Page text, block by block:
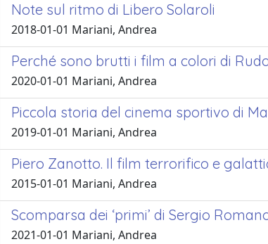
Note sul ritmo di Libero Solaroli
2018-01-01 Mariani, Andrea
Perché sono brutti i film a colori di
2020-01-01 Mariani, Andrea
Piccola storia del cinema sportivo di
2019-01-01 Mariani, Andrea
Piero Zanotto. Il film terrorifico e
2015-01-01 Mariani, Andrea
Scomparsa dei ‘primi’ di Sergio
2021-01-01 Mariani, Andrea